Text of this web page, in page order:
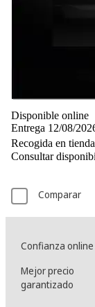
Disponible online
Entrega 12/08/
Recogida en tienda
Consultar
Comparar
Confianza online
Mejor precio
garantizado